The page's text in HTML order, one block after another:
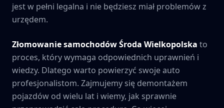
jest w pełni legalna i nie będziesz miał problemów z
urzędem.
Złomowanie samochodówŚroda Wielkopolska to
proces, który wymaga odpowiednich uprawnień i
wiedzy. Dlatego warto powierzyć swoje auto
profesjonalistom. Zajmujemy się demontażem
pojazdów od wielu lat i wiemy, jak sprawnie